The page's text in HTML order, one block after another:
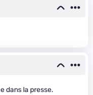
dans la presse.